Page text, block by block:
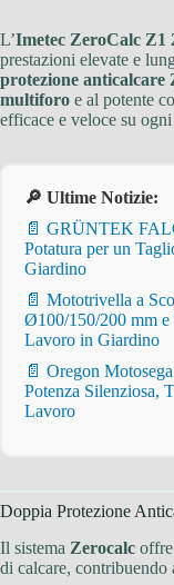
L’Imetec ZeroCalc Z1
prestazioni elevate e
protezione anticalcare
multiforo e al potente
efficace e veloce su
🔎 Ultime Notizie:
📄 GRÜNTEK
Potatura per un
Giardino
📄 Mototrivella a
Ø100/150/200 mm e
Lavoro in Giardino
📄 Oregon
Potenza Silenziosa,
Lavoro
Doppia Protezione
Il sistema Zerocalc
di calcare, contribuendo